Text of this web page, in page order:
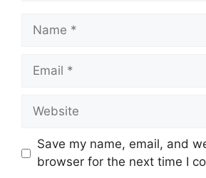
Save my name, email, and
browser for the next time I